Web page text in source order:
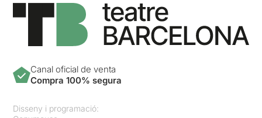
Canal oficial de venta
Compra 100% segura
Disseny i programació: